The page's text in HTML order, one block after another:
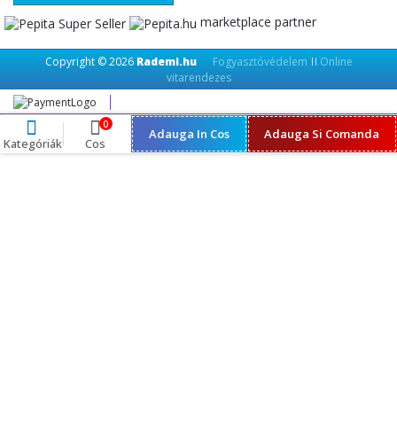
marketplace partner
Copyright © 2026 Rademi.hu Fogyasztóvédelem || Online
vitarendezes
Kategóriák
0
Cos
Adauga In Cos Adauga Si Comanda